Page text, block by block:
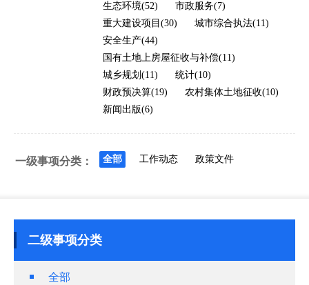
生态环境(52)
市政服务(7)
重大建设项目(30)
城市综合执法(11)
安全生产(44)
国有土地上房屋征收与补偿(11)
城乡规划(11)
统计(10)
财政预决算(19)
农村集体土地征收(10)
新闻出版(6)
一级事项分类： 全部 工作动态 政策文件
二级事项分类
全部